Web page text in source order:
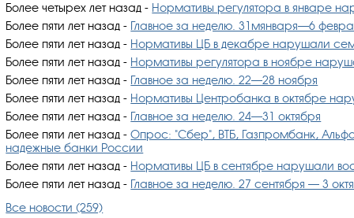
Более четырех лет назад- Нормативы регулятора в январе
Более пяти лет назад- Главное за неделю. 31мянваря—6
Более пяти лет назад- Нормативы ЦБ в декабре нарушали
Более пяти лет назад- Нормативы регулятора в ноябре
Более пяти лет назад- Главное за неделю. 22—28 ноября
Более пяти лет назад- Нормативы Центробанка в октябре
Более пяти лет назад- Главное за неделю. 24—31 октября
Более пяти лет назад- Опрос: "Сбер", ВТБ, Газпромбанк,
надежные банки России
Более пяти лет назад- Нормативы ЦБ в сентябре нарушали
Более пяти лет назад- Главное за неделю. 27 сентября — 3
Все новости (259)